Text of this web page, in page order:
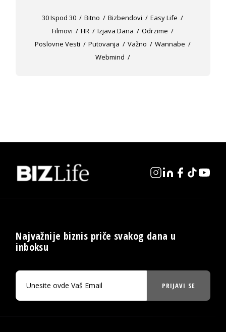
30 Ispod 30 Bitno Bizbendovi
Easy Life
Filmovi
HR Izjava Dana
Odrzime
Poslovne Vesti
Putovanja Važno
Wannabe
Webmind
Najvažnije biznis priče svakog dana u
inboksu
PRIJAVI SE